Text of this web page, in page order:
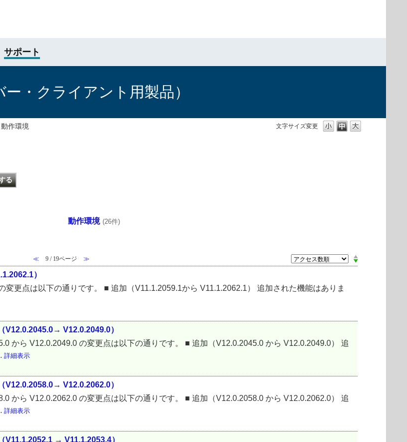
サポート
・クライアント用製品）
文字サイズ変更
作環境
動作環境 (26件)
≪ 9 / 19ページ ≫
）
更点は以下の通りです。 ■ 追加（V11.1.2059.1から V11.1.2062.1） 追加された機能はありま
V12.0.2049.0）
から V12.0.2049.0 の変更点は以下の通りです。 ■ 追加（V12.0.2045.0 から V12.0.2049.0） 追
詳細表示
V12.0.2062.0）
から V12.0.2062.0 の変更点は以下の通りです。 ■ 追加（V12.0.2058.0 から V12.0.2062.0） 追
詳細表示
→ V11.1.2053.4）